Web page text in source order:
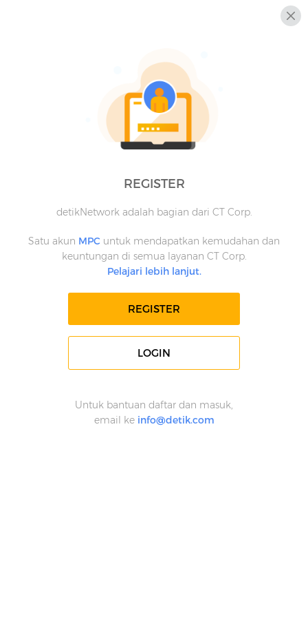
REGISTER
detikNetwork adalah bagian dari CT Corp.
Satu akun MPC untuk mendapatkan kemudahan dan
keuntungan di semua layanan CT Corp.
Pelajari lebih lanjut.
REGISTER
LOGIN
Untuk bantuan daftar dan masuk,
email ke info@detik.com